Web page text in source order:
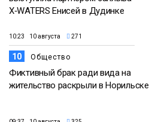
X‑WATERS Енисей в Дудинке
10:23 10 августа 271
10 Общество
Фиктивный брак ради вида на
жительство раскрыли в Норильске